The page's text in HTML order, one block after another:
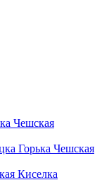
Чешская
Чешская